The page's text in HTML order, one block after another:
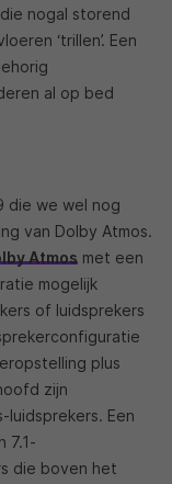
nogal storend
‘trillen’. Een
al op bed
die we wel nog
van Dolby Atmos.
Atmos met een
mogelijk
of luidsprekers
plus
zijn
Een
7.1-
die boven het